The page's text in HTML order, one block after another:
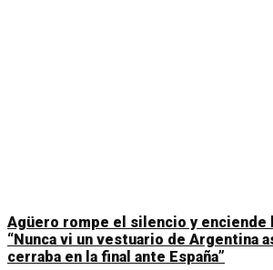
Agüero rompe el silencio y enciende
“Nunca vi un vestuario de Argentina
cerraba en la final ante España”